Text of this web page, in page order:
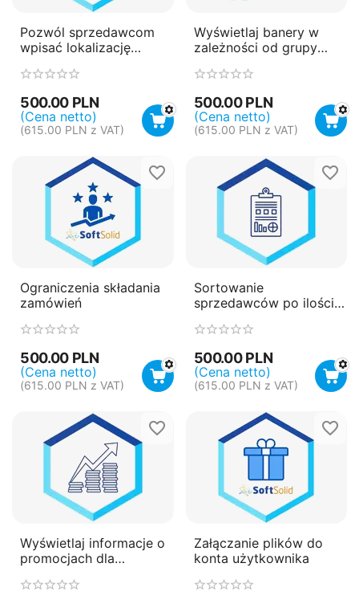
Pozwól sprzedawcom
wpisać lokalizację
rejestracji
500.00 PLN
(Cena netto)
(615.00 PLN z VAT)
Wyświetlaj banery w
zależności od grupy
500.00 PLN
(Cena netto)
(615.00 PLN z VAT)
Ograniczenia składania
zamówień
500.00 PLN
(Cena netto)
(615.00 PLN z VAT)
Sortowanie
sprzedawców po ilości
produktów
500.00 PLN
(Cena netto)
(615.00 PLN z VAT)
Wyświetlaj informacje o
promocjach dla
Załączanie plików do
konta użytkownika